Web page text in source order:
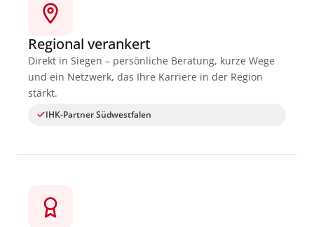
Regional verankert
Direkt in Siegen – persönliche Beratung, kurze Wege
und ein Netzwerk, das Ihre Karriere in der Region
stärkt.
IHK-Partner Südwestfalen